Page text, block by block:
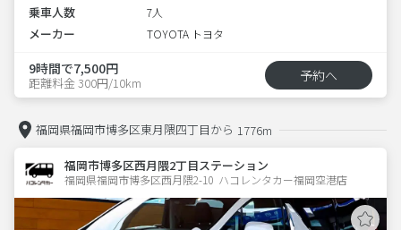
乗車人数 7人
メーカー TOYOTA トヨタ
9時間で7,500円
距離料金 300円/10km 予約へ
福岡県福岡市博多区東月隈四丁目から 1776m
福岡市博多区西月隈2丁目ステーション
福岡県福岡市博多区西月隈2-10  ハコレンタカー福岡空港店